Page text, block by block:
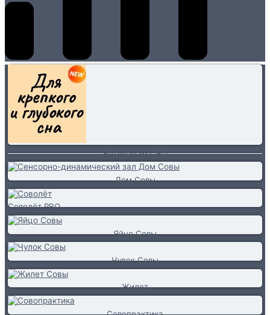
Ветеранам СВО
Дом Совы
Соволёт PRO
Яйцо Совы
Чулок Совы
Жилет